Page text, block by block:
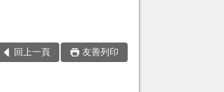
回上一頁 友善列印